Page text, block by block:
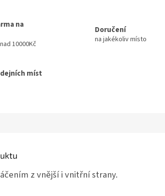
na
10000Kč
Doručení
na jakékoliv místo
míst
z vnější i vnitřní strany.